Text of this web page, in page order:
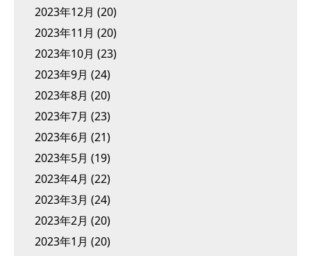
2023年12月 (20)
2023年11月 (20)
2023年10月 (23)
2023年9月 (24)
2023年8月 (20)
2023年7月 (23)
2023年6月 (21)
2023年5月 (19)
2023年4月 (22)
2023年3月 (24)
2023年2月 (20)
2023年1月 (20)